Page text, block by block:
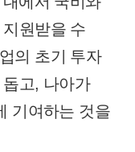
원받을 수
의 초기 투자
고, 나아가
기여하는 것을